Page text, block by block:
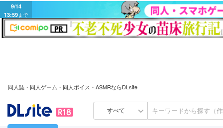
9/14
13:59まで
同人誌・同人ゲーム・同人ボイス・ASMRならDLsite
すべて